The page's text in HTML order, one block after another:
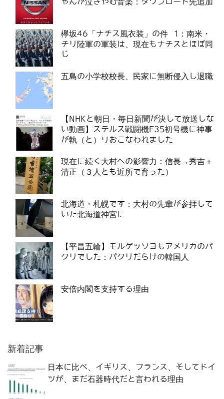
欅坂46「ナチス風衣装」の件 1：南米・
チリ陸軍の軍装は、現在もナチスとほぼ同
じ
五島の小学校校長、民家に無断侵入し退職
【NHKと朝日・毎日新聞が決して放送しな
い動画】ステルス戦闘機F35初号機に神事
が執（と）りおこなわれました
現在に続く大村への影響力：信長→秀吉＋
清正（３人とも近所で育った）
北海道・札幌です：大村の先輩が参拝して
いた北海道神宮に
【平昌五輪】モルゲッソヨもアメリカのパ
クリでした：パクリだらけの韓国人
安倍内閣を支持する理由
新着記事
日本に比べ、イギリス、フランス、そしてドイ
ツが、まだ石器時代だと言われる理由